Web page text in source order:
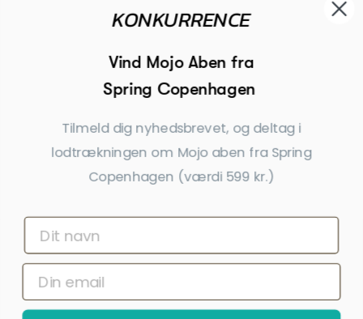
Inspiration
Tilmeld dig nyhedsbrevet
Få nyheder, tips og tilbud før andre
*Ved at indsende denne formular accepterer jeg, at de indtastede data bruges af Dahls
Gravering til at sende nyhedsbreve og kampagnetilbud. Afmelding kan altid ske nederst
i nyhedsbrevet.
Spring Copenhagen
lodtrækningen om Mojo aben fra Spring
Copenhagen (værdi 599 kr.)
Ja tak, tilmeld mig